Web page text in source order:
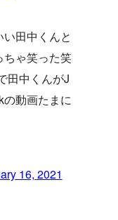
田中くんと
ゃ笑った笑
田中くんがJ
の動画たまに
16, 2021